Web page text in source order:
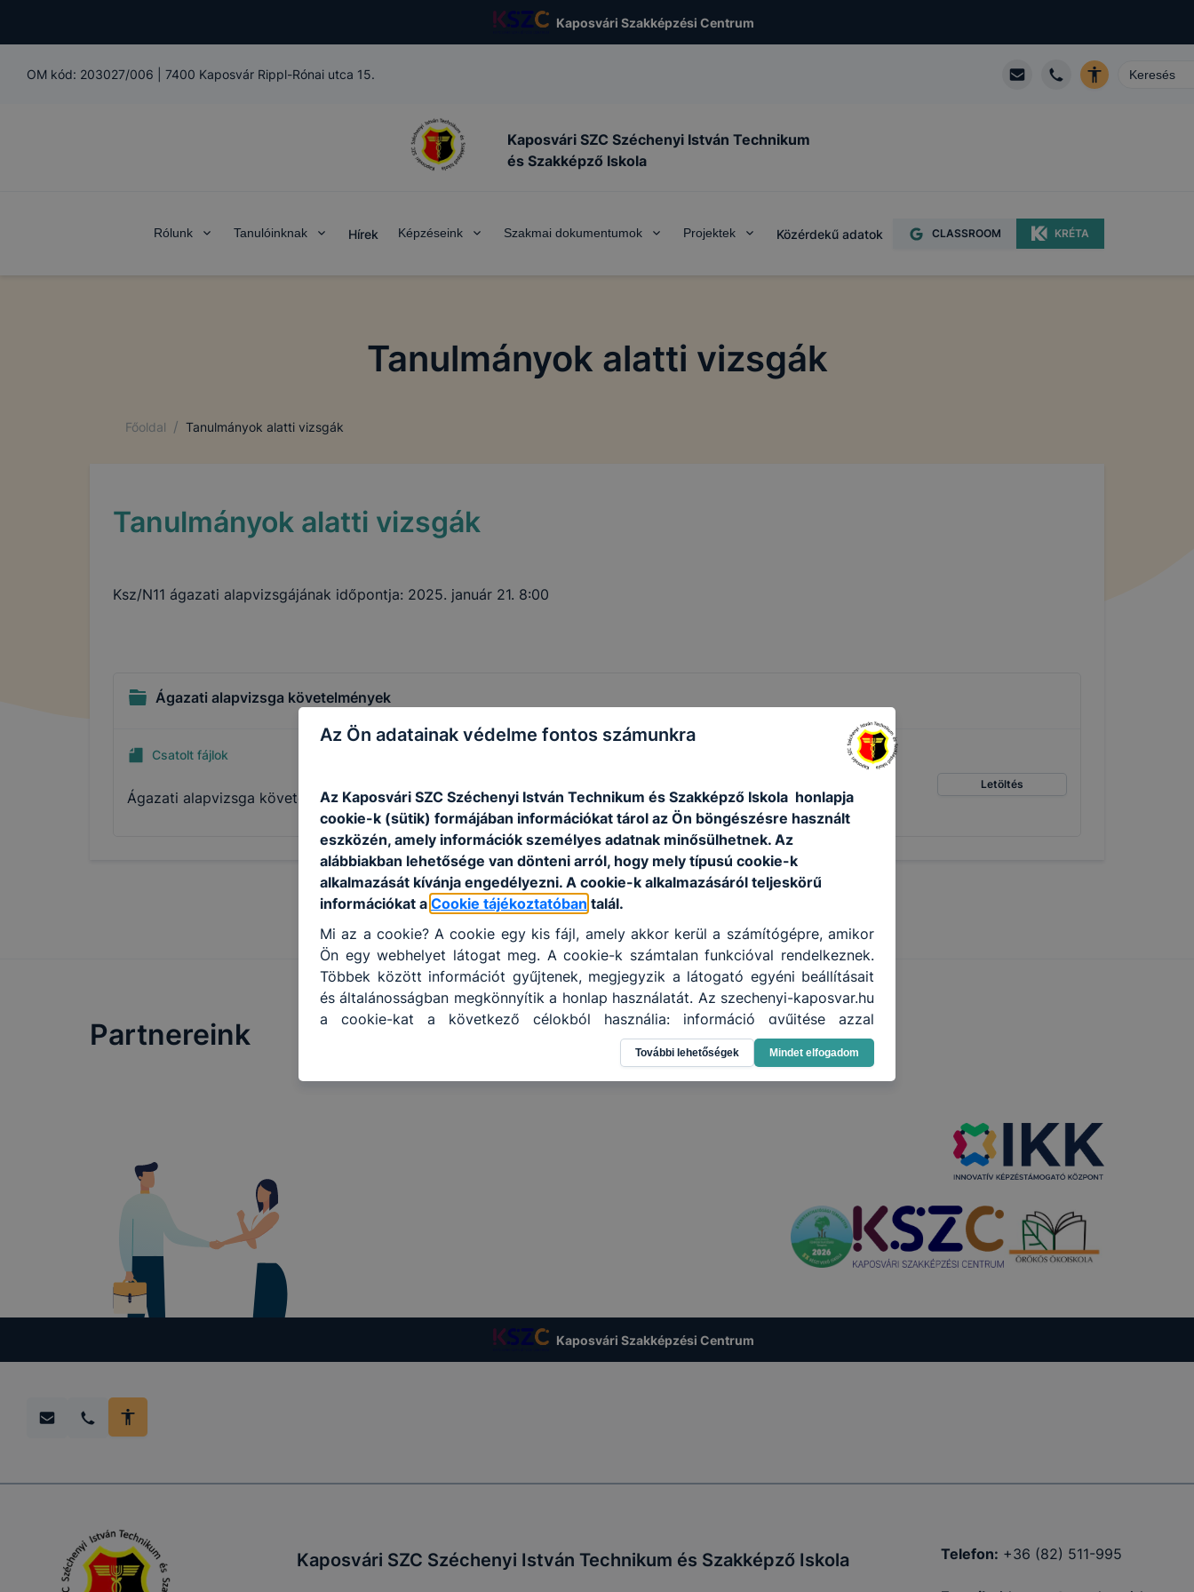
Kaposvári Szakképzési Centrum
OM kód: 203027/006 7400 Kaposvár Rippl-Rónai utca 15.
Kaposvári SZC Széchenyi István Technikum
és Szakképző Iskola
Rólunk Tanulóinknak Hírek Képzéseink Szakmai dokumentumok Projektek Közérdekű adatok CLASSROOM KRÉTA
Tanulmányok alatti vizsgák
Főoldal / Tanulmányok alatti vizsgák
Tanulmányok alatti vizsgák
Ksz/N11 ágazati alapvizsgájának időpontja: 2025. január 21. 8:00
Ágazati alapvizsga követelmények
Csatolt fájlok
Ágazati alapvizsga követelmények
Letöltés
Partnereink
Kaposvári Szakképzési Centrum
Kaposvári SZC Széchenyi István Technikum és Szakképző Iskola Telefon: +36 (82) 511-995
Az Ön adatainak védelme fontos számunkra
Az Kaposvári SZC Széchenyi István Technikum és Szakképző Iskola honlapja
cookie-k (sütik) formájában információkat tárol az Ön böngészésre használt
eszközén, amely információk személyes adatnak minősülhetnek. Az
alábbiakban lehetősége van dönteni arról, hogy mely típusú cookie-k
alkalmazását kívánja engedélyezni. A cookie-k alkalmazásáról teljeskörű
információkat a Cookie tájékoztatóban talál.
Mi az a cookie? A cookie egy kis fájl, amely akkor kerül a számítógépre, amikor
Ön egy webhelyet látogat meg. A cookie-k számtalan funkcióval rendelkeznek.
Többek között információt gyűjtenek, megjegyzik a látogató egyéni beállításait
és általánosságban megkönnyítik a honlap használatát. Az szechenyi-kaposvar.hu
a cookie-kat a következő célokból használja: információ gyűjtése azzal
kapcsolatban, hogyan használja Ön a honlapot -annak felmérésével, hogy a
honlap melyik részeit látogatja, vagy használja leginkább, így megtudhatjuk,
hogyan biztosítsunk Önnek még jobb felhasználói élményt, ha ismét meglátogatja
megkönnyítése vagy lehetővé tétele, a cookie-k alkalmazásának
megakadályozása vagy törlése által előfordulhat, hogy felhasználóink nem
lesznek képesek honlapunk funkcióinak teljes körű használatára, vagy a honlap a
További lehetőségek Mindet elfogadom